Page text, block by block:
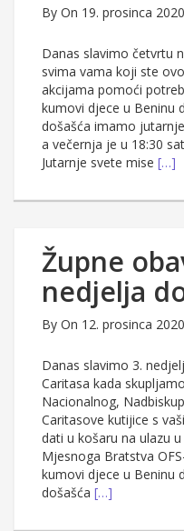
By On 19. prosinca
Danas slavimo četvrtu
svima vama koji ste
akcijama pomoći
kumovi djece u Beninu
došašća imamo
a večernja je u 18:30
Jutarnje svete mise […]
Župne
nedjelja
By On 12. prosinca
Danas slavimo 3.
Caritasa kada
Nacionalnog,
Caritasove kutijice s
dati u košaru na ulazu
Mjesnoga Bratstva
kumovi djece u Beninu
došašća […]